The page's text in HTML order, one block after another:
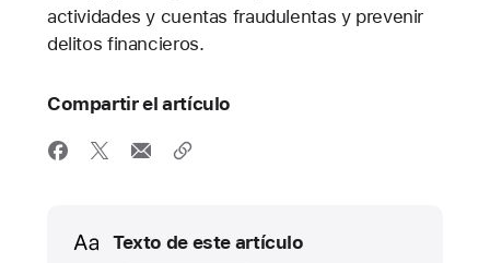
actividades y cuentas fraudulentas y prevenir
delitos financieros.
Compartir el artículo
Media
Texto de este artículo